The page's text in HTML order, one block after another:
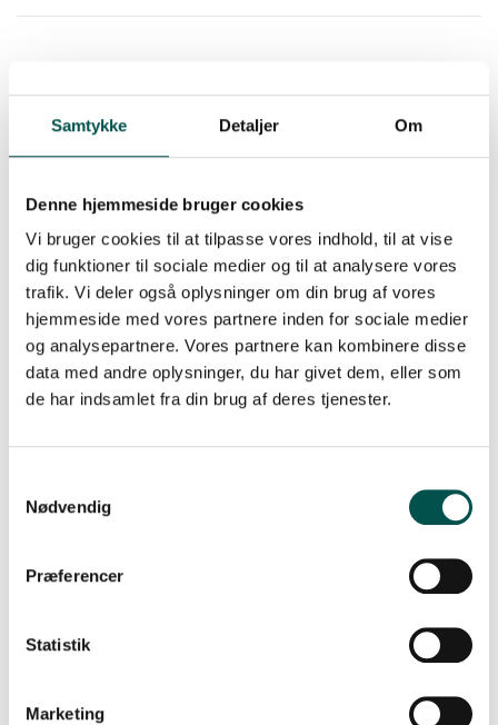
Samtykke Detaljer Om
Denne hjemmeside bruger cookies
Vi bruger cookies til at tilpasse vores indhold, til at vise
dig funktioner til sociale medier og til at analysere vores
trafik. Vi deler også oplysninger om din brug af vores
hjemmeside med vores partnere inden for sociale medier
og analysepartnere. Vores partnere kan kombinere disse
data med andre oplysninger, du har givet dem, eller som
de har indsamlet fra din brug af deres tjenester.
Nødvendig
Præferencer
Statistik
Marketing
Et styrket Greater Copenhagen Health Science
Partners (GCHSP) lancerer den 4. juni fire nye
Clinical Academic Groups
AfOn3. maj 2019iNyheder
Den 4. juni lancerer vi 4 nye Clinical Academic Groups
(CAGs), der skal samarbejde på tværs af hospitaler og
universiteter for at øge den translationelle forskning og
medvirke til, at de nyeste [...]
65